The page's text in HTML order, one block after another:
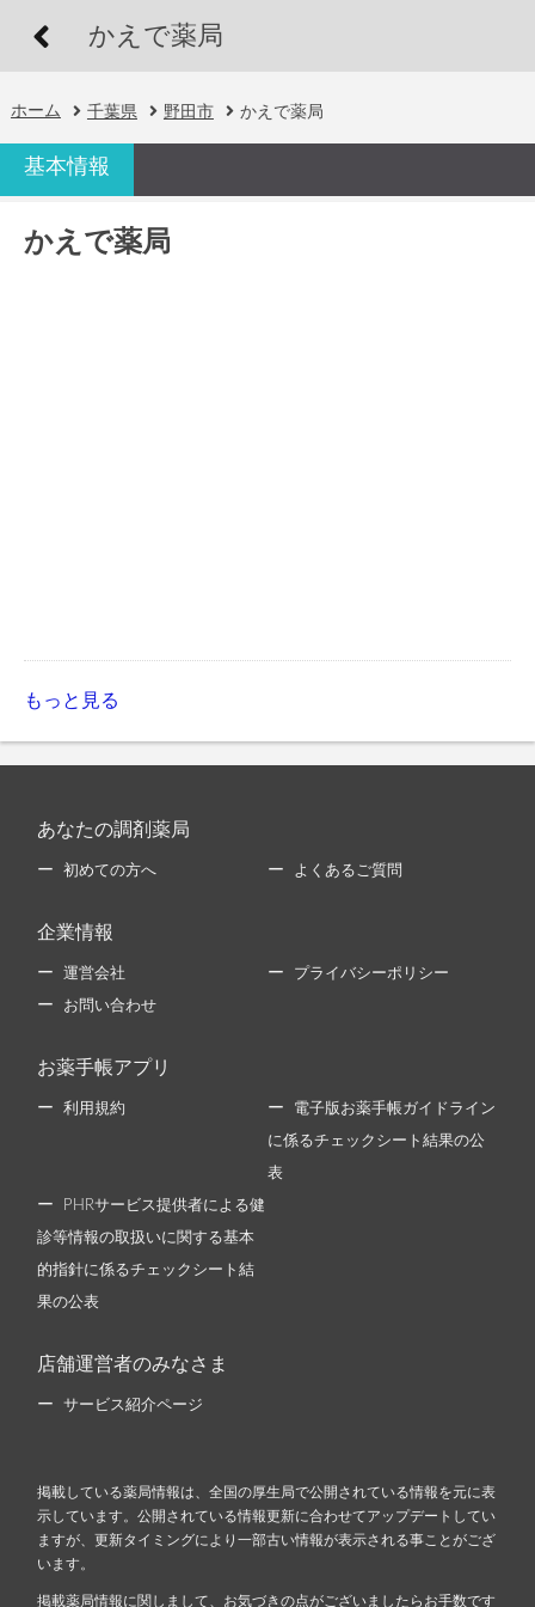
かえで薬局
ホーム 千葉県 野田市 かえで薬局
基本情報
かえで薬局
もっと見る
あなたの調剤薬局
初めての方へ よくあるご質問
企業情報
運営会社 プライバシーポリシー
お問い合わせ
お薬手帳アプリ
利用規約 電子版お薬手帳ガイドライン
に係るチェックシート結果の公
表
PHRサービス提供者による健
診等情報の取扱いに関する基本
的指針に係るチェックシート結
果の公表
店舗運営者のみなさま
サービス紹介ページ
掲載している薬局情報は、全国の厚生局で公開されている情報を元に表
示しています。公開されている情報更新に合わせてアップデートしてい
ますが、更新タイミングにより一部古い情報が表示される事ことがござ
います。
掲載薬局情報に関しまして、お気づきの点がございましたらお手数です